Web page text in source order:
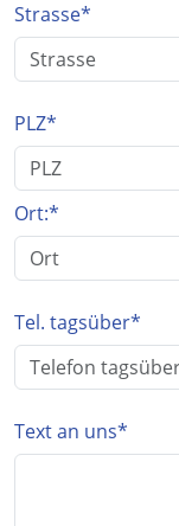
Strasse*
PLZ*
Ort:*
Tel. tagsüber*
Text an uns*